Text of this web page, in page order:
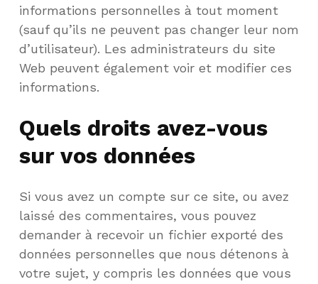
informations personnelles à tout moment
(sauf qu’ils ne peuvent pas changer leur nom
d’utilisateur). Les administrateurs du site
Web peuvent également voir et modifier ces
informations.
Quels droits avez-vous
sur vos données
Si vous avez un compte sur ce site, ou avez
laissé des commentaires, vous pouvez
demander à recevoir un fichier exporté des
données personnelles que nous détenons à
votre sujet, y compris les données que vous